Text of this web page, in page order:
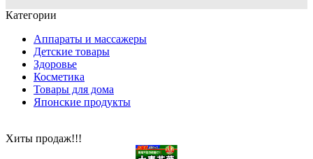
Категории
Аппараты и массажеры
Детские товары
Здоровье
Косметика
Товары для дома
Японские продукты
Хиты продаж!!!